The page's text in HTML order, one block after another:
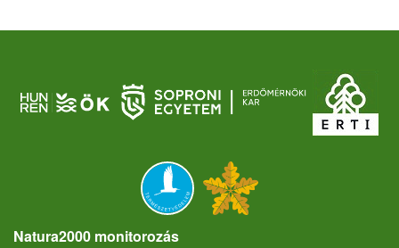
Natura2000 monitorozás